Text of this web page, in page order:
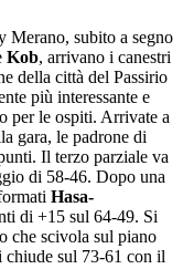
Merano, subito a segno
Kob, arrivano i canestri
della città del Passirio
più interessante e
per le ospiti. Arrivate a
gara, le padrone di
Il terzo parziale va
di 58-46. Dopo una
Hasa-
di +15 sul 64-49. Si
che scivola sul piano
chiude sul 73-61 con il